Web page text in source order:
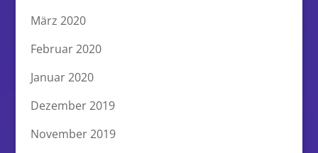
März 2020
Februar 2020
Januar 2020
Dezember 2019
November 2019